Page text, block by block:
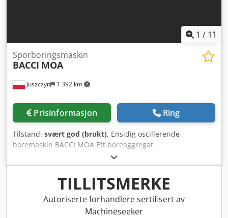
1 / 11
Juszczyn 1 392 km
Sporboringsmaskin
BACCI MOA
Prisinformasjon Ring
Tilstand: svært god (brukt), Ensidig oscillerende
boremaskin BACCI MOA Ett boreaggregat
Oscillasjonsområde opp til 120 mm Verktøyets
omdreiningshastighet: 9500 o/min Maksimal boredybde:
80 mm Manuell justering av bord opp/ned Vinkeljustering
av bord: ±20° Cedpfxex Ih Ryj Af Dsrf Hovedmotor 2,2 kW
TILLITSMERKE
Autoriserte forhandlere sertifisert av
Machineseeker